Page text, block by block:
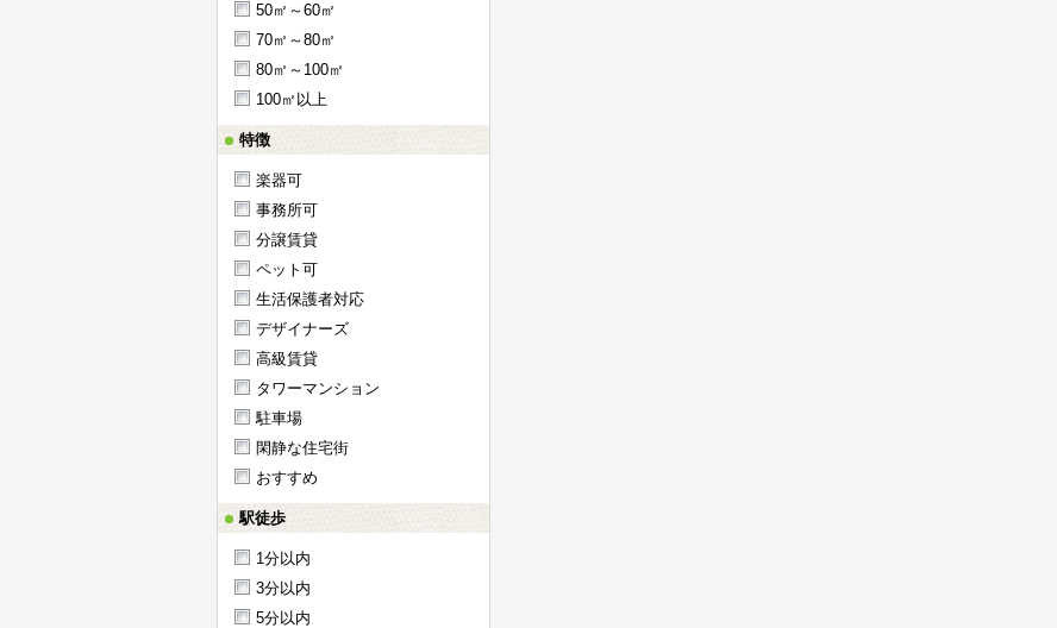
50㎡～60㎡
70㎡～80㎡
80㎡～100㎡
100㎡以上
特徴
楽器可
事務所可
分譲賃貸
ペット可
生活保護者対応
デザイナーズ
高級賃貸
タワーマンション
駐車場
閑静な住宅街
おすすめ
駅徒歩
1分以内
3分以内
5分以内